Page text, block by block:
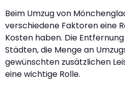
Beim Umzug von
verschiedene Faktoren eine
Kosten haben. Die
Städten, die Menge an
gewünschten zusätzlichen
eine wichtige Rolle.